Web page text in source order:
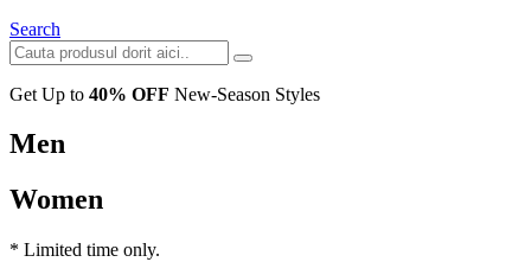
Search
Get Up to 40% OFF New-Season Styles
Men
Women
* Limited time only.